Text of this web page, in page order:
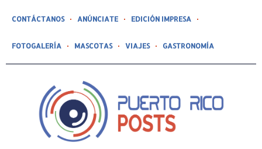
CONTÁCTANOS ANÚNCIATE EDICIÓN IMPRESA
FOTOGALERÍA MASCOTAS VIAJES GASTRONOMÍA